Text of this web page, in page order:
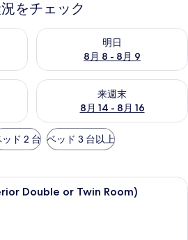
をチェック
況をチェック
明日
8月 8 - 8月 9
明日 8月 8 - 8月 9 の空室状況
状況をチェック
来週末
8月 14 - 8月 16
来週末 8月 14 - 8月 16 の空室
ド 2 台 ベッド 3 台以上
ミニバー、セーフティボックス (室
Double or Twin Room)